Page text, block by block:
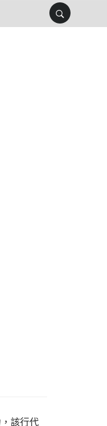
該行代